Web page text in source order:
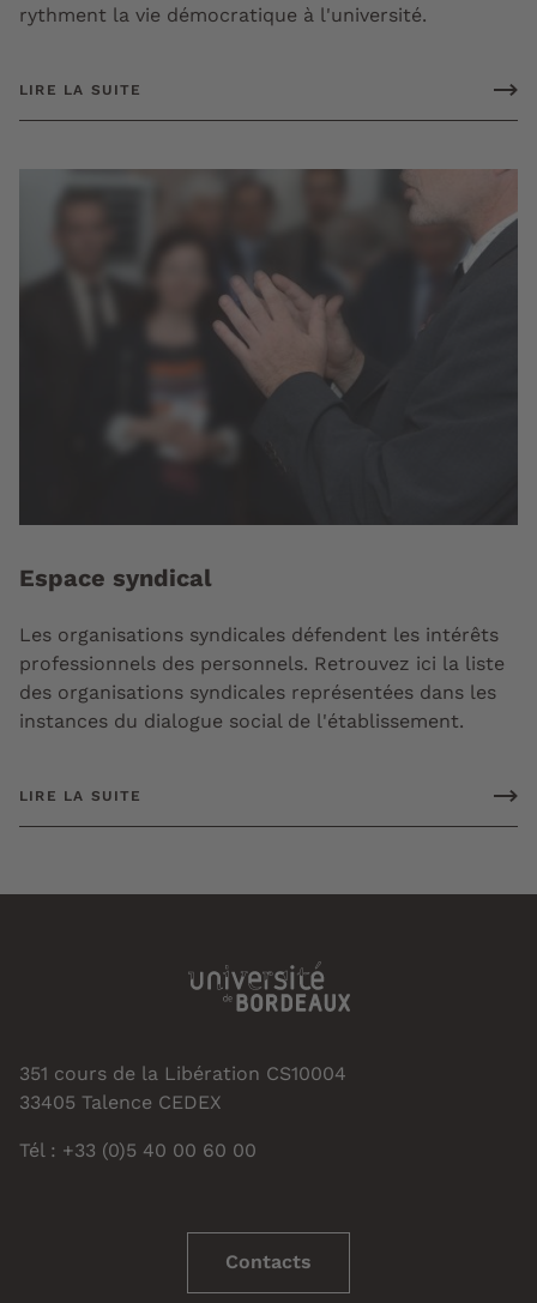
rythment la vie démocratique à l'université.
LIRE LA SUITE
Espace syndical
Les organisations syndicales défendent les intérêts
professionnels des personnels. Retrouvez ici la liste
des organisations syndicales représentées dans les
instances du dialogue social de l'établissement.
LIRE LA SUITE
351 cours de la Libération CS10004
33405 Talence CEDEX
Tél : +33 (0)5 40 00 60 00
Contacts